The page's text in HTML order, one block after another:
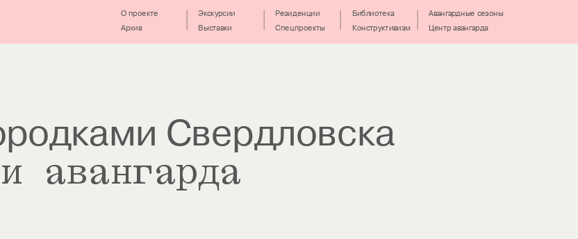
Свердловска
авангарда
Резиденции
Спецпроекты
Экскурсии
Выставки
О проекте
Архив
Библиотека
Конструктивизм
Авангардные сезоны
Центр авангарда